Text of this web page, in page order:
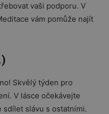
vaši podporu. V
vám pomůže najít
Skvělý týden pro
V lásce očekávejte
sdílet slávu s ostatními.